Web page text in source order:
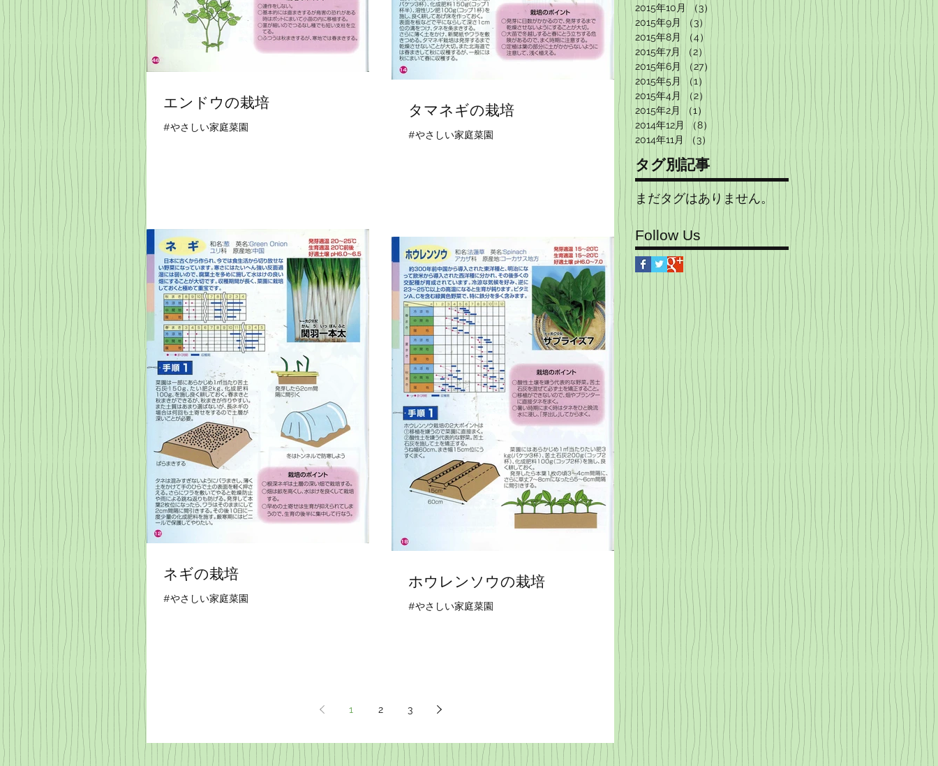
エンドウの栽培
#やさしい家庭菜園
タマネギの栽培
#やさしい家庭菜園
ネギの栽培
#やさしい家庭菜園
ホウレンソウの栽培
#やさしい家庭菜園
1 2 3
2015年10月
（3） 3件の記事
2015年9月
（3）
3件の記事
2015年8月
（4） 4件の記事
2015年7月 （2）
2件の記事
2015年6月
（27）
27件の記事
2015年5月
（1）
2015年4月
（2）
2件の記事
2015年2月
（1）
1件の記事
2014年12月
（8）
8件の記事
2014年11月
（3） 3件の記事
タグ別記事
まだタグはありません。
Follow Us